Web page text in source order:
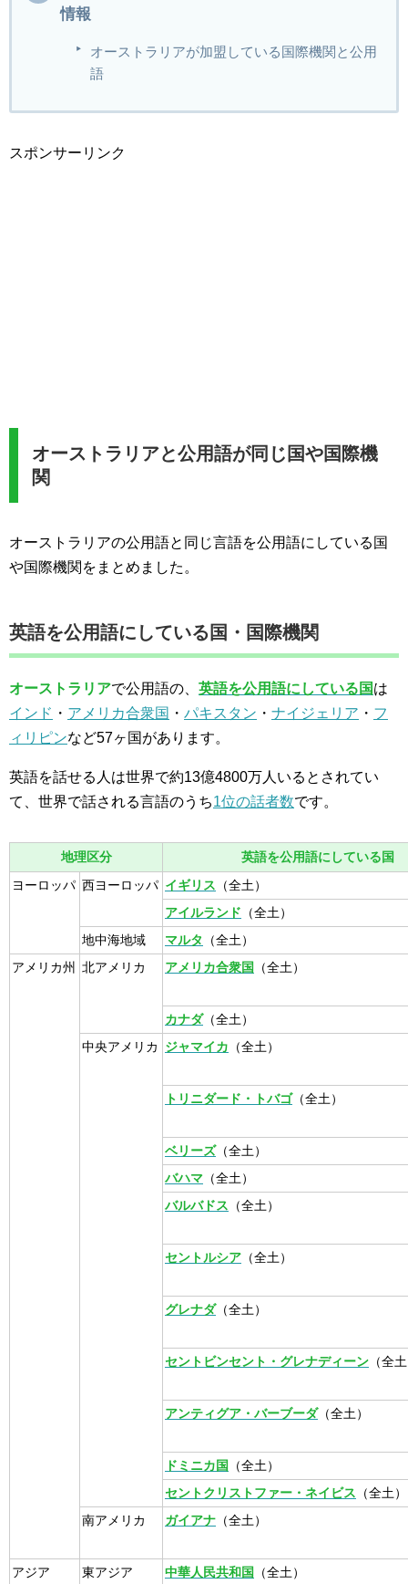
情報
オーストラリアが加盟している国際機関と公用
語
スポンサーリンク
オーストラリアと公用語が同じ国や国際機
関
オーストラリアの公用語と同じ言語を公用語にしている国
や国際機関をまとめました。
英語を公用語にしている国・国際機関
オーストラリアで公用語の、 英語を公用語にしている国は
インド ・ アメリカ合衆国 ・ パキスタン ・ ナイジェリア ・ フ
ィリピンなど57ヶ国があります。
英語を話せる人は世界で約13億4800万人いるとされてい
て、世界で話される言語のうち1位の話者数です。
地理区分 英語を公用語にしている国
ヨーロッパ 西ヨーロッパ イギリス （全土）
アイルランド （全土）
地中海地域
マルタ
（全土）
アメリカ州
北アメリカ アメリカ合衆国 （全土）
カナダ（全土）
中央アメリカ
ジャマイカ （全土）
トリニダード・トバゴ（全土）
ベリーズ（全土）
バハマ （全土）
バルバドス （全土）
セントルシア （全土）
グレナダ（全土）
セントビンセント・グレナディーン （全
アンティグア・バーブーダ（全土）
ドミニカ国
（全土）
セントクリストファー・ネイビス （全土）
南アメリカ
ガイアナ （全土）
アジア 東アジア 中華人民共和国 （全土）